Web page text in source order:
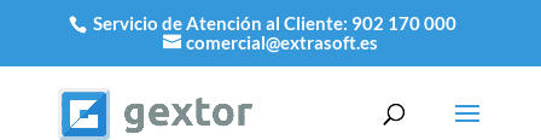
Servicio de Atención al Cliente: 902 170 000
comercial@extrasoft.es